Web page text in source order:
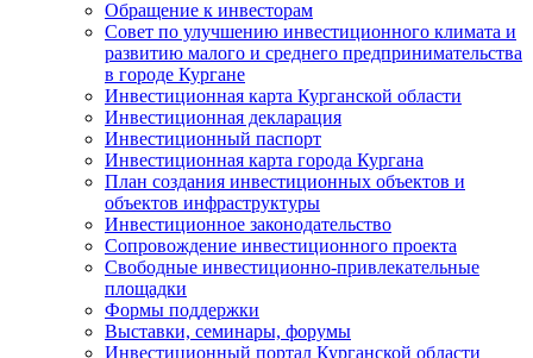
Обращение к инвесторам
Совет по улучшению инвестиционного климата и
развитию малого и среднего предпринимательства
в городе Кургане
Инвестиционная карта Курганской области
Инвестиционная декларация
Инвестиционный паспорт
Инвестиционная карта города Кургана
План создания инвестиционных объектов и
объектов инфраструктуры
Инвестиционное законодательство
Сопровождение инвестиционного проекта
Свободные инвестиционно-привлекательные
площадки
Формы поддержки
Выставки, семинары, форумы
Инвестиционный портал Курганской области